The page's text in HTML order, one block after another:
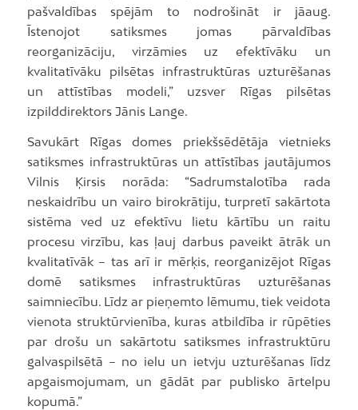
pašvaldības spējām to nodrošināt ir jāaug.
Īstenojot satiksmes jomas pārvaldības
reorganizāciju, virzāmies uz efektīvāku un
kvalitatīvāku pilsētas infrastruktūras uzturēšanas
un attīstības modeli,” uzsver Rīgas pilsētas
izpilddirektors Jānis Lange.
Savukārt Rīgas domes priekšsēdētāja vietnieks
satiksmes infrastruktūras un attīstības jautājumos
Vilnis Ķirsis norāda: “Sadrumstalotība rada
neskaidrību un vairo birokrātiju, turpretī sakārtota
sistēma ved uz efektīvu lietu kārtību un raitu
procesu virzību, kas ļauj darbus paveikt ātrāk un
kvalitatīvāk – tas arī ir mērķis, reorganizējot Rīgas
domē satiksmes infrastruktūras uzturēšanas
saimniecību. Līdz ar pieņemto lēmumu, tiek veidota
vienota struktūrvienība, kuras atbildība ir rūpēties
par drošu un sakārtotu satiksmes infrastruktūru
galvaspilsētā – no ielu un ietvju uzturēšanas līdz
apgaismojumam, un gādāt par publisko ārtelpu
kopumā.”